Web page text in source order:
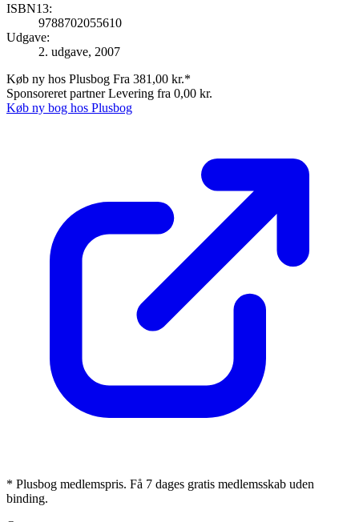
ISBN13:
9788702055610
Udgave:
2. udgave, 2007
Køb ny hos Plusbog Fra 381,00 kr.*
Sponsoreret partnerLevering fra 0,00 kr.
Køb ny bog hos Plusbog
* Plusbog medlemspris. Få 7 dages gratis medlemsskab uden
binding.